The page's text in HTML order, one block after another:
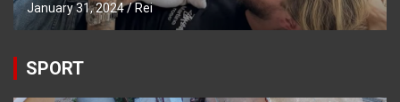
January 31, 2024 Rei
SPORT